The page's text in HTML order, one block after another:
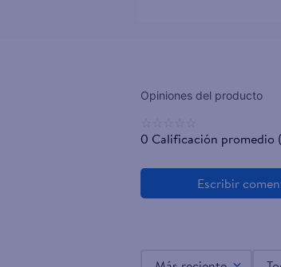
0 Calificación promedio